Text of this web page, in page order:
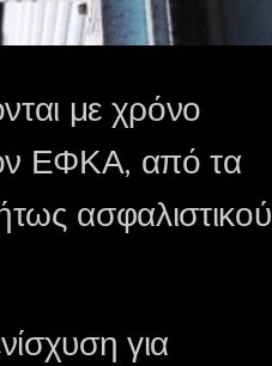
με χρόνο
ΕΦΚΑ, από τα
ασφαλιστικού
για